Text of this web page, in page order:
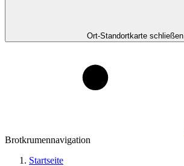
Ort-Standortkarte schließen
Brotkrumennavigation
Startseite